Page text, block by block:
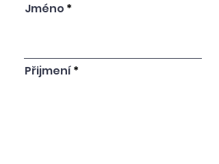
Jméno
Přijmení